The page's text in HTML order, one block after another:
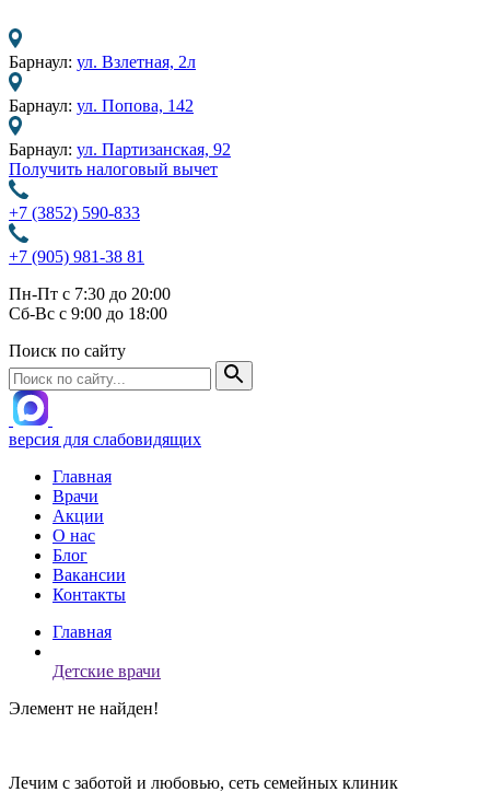
Барнаул: ул. Взлетная, 2л
Барнаул: ул. Попова, 142
Барнаул: ул. Партизанская, 92
Получить налоговый вычет
+7 (3852) 590-833
+7 (905) 981-38 81
Пн-Пт с 7:30 до 20:00
Сб-Вс с 9:00 до 18:00
Поиск по сайту
версия для слабовидящих
Главная
Врачи
Акции
О нас
Блог
Вакансии
Контакты
Главная
Детские врачи
Элемент не найден!
Лечим с заботой и любовью, сеть семейных клиник